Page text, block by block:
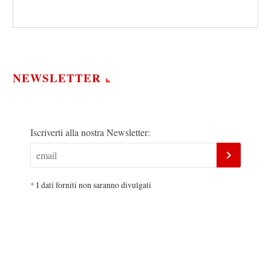
NEWSLETTER
Iscriverti alla nostra Newsletter:
* I dati forniti non saranno divulgati